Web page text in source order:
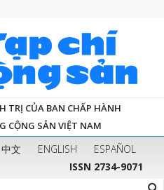
TRỊ CỦA BAN CHẤP HÀNH
CỘNG SẢN VIỆT NAM
中文 ENGLISH
ESPAÑOL
ISSN 2734-9071